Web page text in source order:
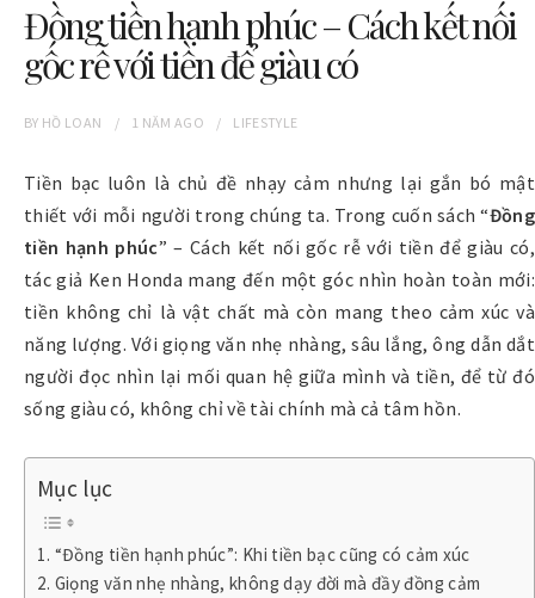
Đồng tiền hạnh phúc – Cách kết nối
gốc rễ với tiền để giàu có
BY HỒ LOAN 1 NĂM AGO LIFESTYLE
Tiền bạc luôn là chủ đề nhạy cảm nhưng lại gắn bó mật
thiết với mỗi người trong chúng ta. Trong cuốn sách “Đồng
tiền hạnh phúc” – Cách kết nối gốc rễ với tiền để giàu có,
tác giả Ken Honda mang đến một góc nhìn hoàn toàn mới:
tiền không chỉ là vật chất mà còn mang theo cảm xúc và
năng lượng. Với giọng văn nhẹ nhàng, sâu lắng, ông dẫn dắt
người đọc nhìn lại mối quan hệ giữa mình và tiền, để từ đó
sống giàu có, không chỉ về tài chính mà cả tâm hồn.
Mục lục
“Đồng tiền hạnh phúc”: Khi tiền bạc cũng có cảm xúc
Giọng văn nhẹ nhàng, không dạy đời mà đầy đồng cảm